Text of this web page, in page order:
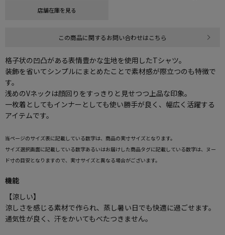
店舗在庫を見る
この商品に関するお問い合わせはこちら
格子状の凹凸がある表情豊かな生地を使用したTシャツ。
装飾を省いてシンプルにまとめたことで素材感が際立つのも特徴で
す。
浅めのVネックは顔回りをすっきりと見せつつ上品な印象。
一枚着としてもインナーとしても使い勝手が良く、幅広く活躍する
アイテムです。
当ページのサイズ表に記載している数字は、商品の実寸サイズとなります。
サイズ選択画面に記載している数字あるいはお届けした商品タグに記載している数字は、ヌー
ド寸の目安となりますので、実寸サイズと異なる場合がございます。
機能
【涼しい】
涼しさを感じる素材で作られ、蒸し暑い日でも快適に過ごせます。
通気性が良く、汗をかいてもべたつきません。